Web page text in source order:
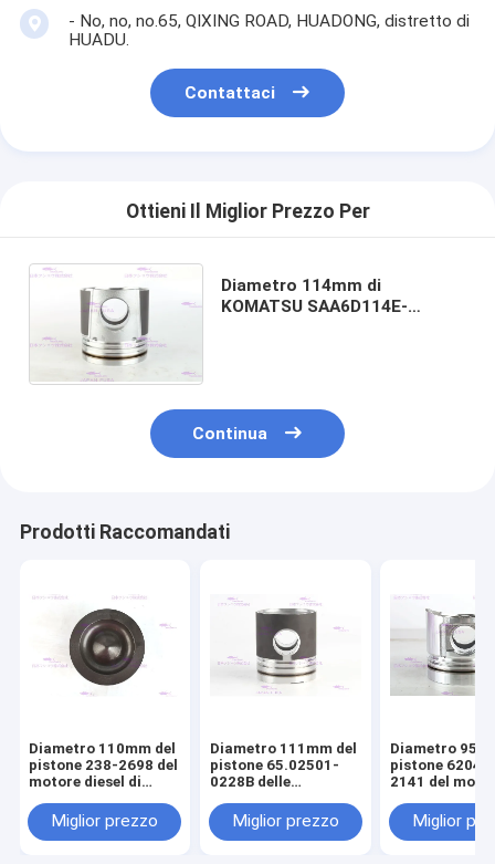
- No, no, no.65, QIXING ROAD, HUADONG, distretto di
HUADU.
Contattaci
Ottieni Il Miglior Prezzo Per
Diametro 114mm di
KOMATSU SAA6D114E-
Continua
Prodotti Raccomandati
Diametro 110mm del
pistone 238-2698 del
motore diesel di
Miglior prezzo
Diametro 111mm del
pistone 65.02501-
0228B delle
motore di DOOSAN
DE08T
Miglior prezzo
Diametro
pistone 6204-
2141 del
S4D95LE-2
Miglior